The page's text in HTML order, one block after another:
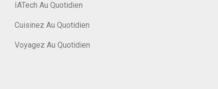
IATech Au Quotidien
Cuisinez Au Quotidien
Voyagez Au Quotidien